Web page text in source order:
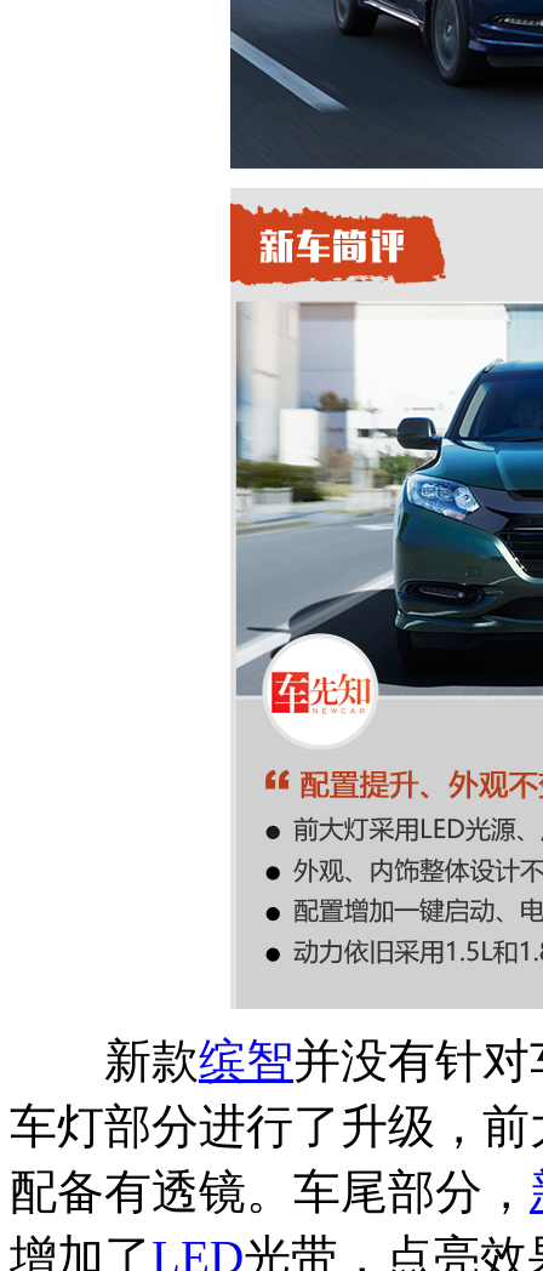
新款缤智并没有针
车灯部分进行了升级，
配备有透镜。车尾部分，
增加了LED光带，点亮